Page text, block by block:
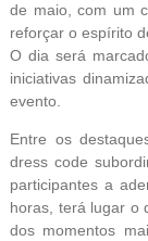
de maio, com um
reforçar o espírito
O dia será
iniciativas
evento.
Entre os
dress code
participantes a
horas, terá lugar o
dos momentos